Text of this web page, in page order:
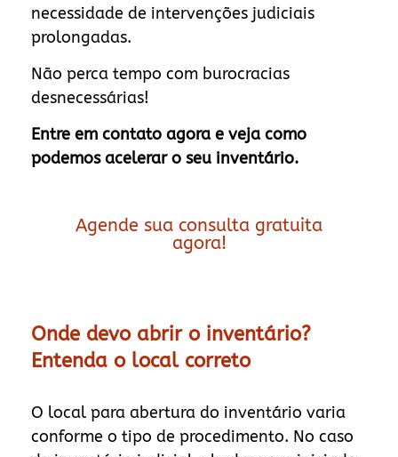
necessidade de intervenções judiciais
prolongadas.
Não perca tempo com burocracias
desnecessárias!
Entre em contato agora e veja como
podemos acelerar o seu inventário.
Agende sua consulta gratuita
agora!
Onde devo abrir o inventário?
Entenda o local correto
O local para abertura do inventário varia
conforme o tipo de procedimento. No caso